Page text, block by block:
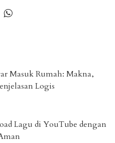
Masuk Rumah: Makna,
Logis
Lagu di YouTube dengan